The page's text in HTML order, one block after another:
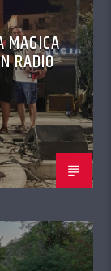
MAGICA
RADIO